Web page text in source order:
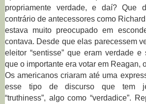
propriamente verdade, e daí? Que
contrário de antecessores como
estava muito preocupado em
contava. Desde que elas parecessem
eleitor “sentisse” que eram verdade
que o importante era votar em Reagan,
Os americanos criaram até uma
esse tipo de discurso que tem
“truthiness”, algo como “verdadice”.